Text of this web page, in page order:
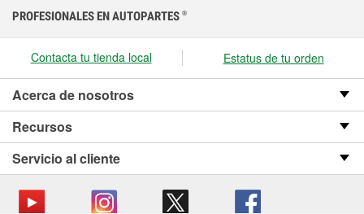
PROFESIONALES EN AUTOPARTES ®
Contacta tu tienda local Estatus de tu orden
Acerca de nosotros
Recursos
Servicio al cliente